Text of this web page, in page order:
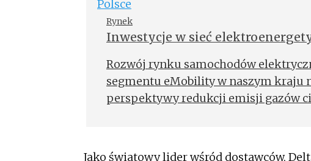
Rynek
Inwestycje w sieć
Rozwój rynku samochodów
segmentu eMobility w naszym kraju
perspektywy redukcji emisji gazów
Jako światowy lider wśród dostawców,